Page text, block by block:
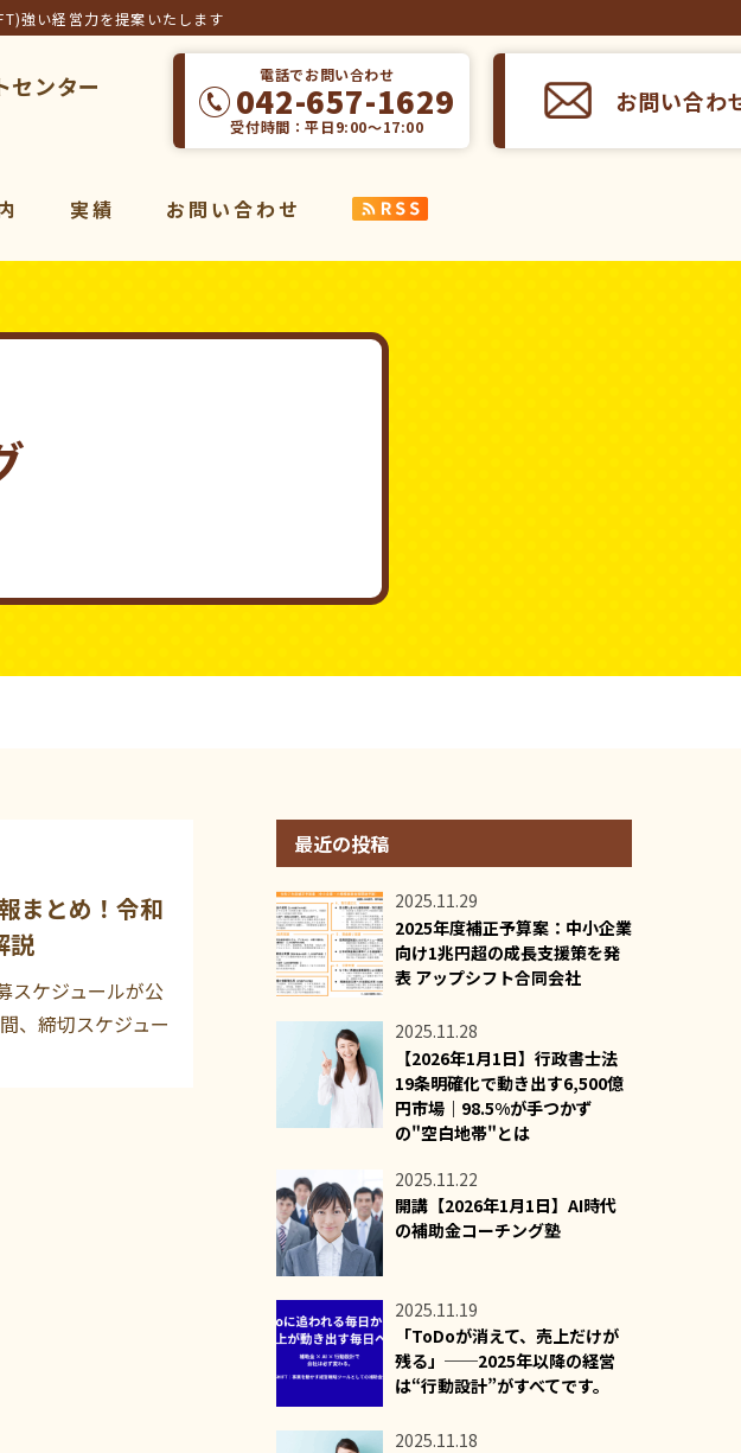
強い経営力を提案いたします
センター 電話でお問い合わせ
042-657-1629
受付時間：平日9:00～17:00
お問い合わ
一覧
ケティング
ニア
実績 お問い合わせ
まとめ！令和
説
スケジュールが公
、締切スケジュー
最近の投稿
2025.11.29
2025年度補正予算案：中小企業
向け1兆円超の成長支援策を発
表 アップシフト合同会社
2025.11.28
【2026年1月1日】行政書士法
19条明確化で動き出す6,500億
円市場｜98.5%が手つかず
の"空白地帯"とは
2025.11.22
開講【2026年1月1日】AI時代
の補助金コーチング塾
2025.11.19
「ToDoが消えて、売上だけが
残る」──2025年以降の経営
は“行動設計”がすべてです。
2025.11.18